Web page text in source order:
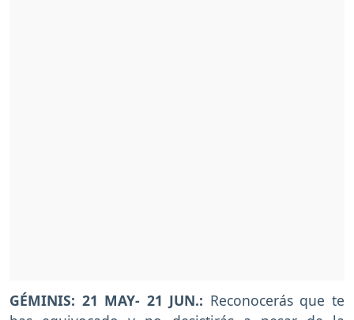
GÉMINIS: 21 MAY- 21 JUN.: Reconocerás que te